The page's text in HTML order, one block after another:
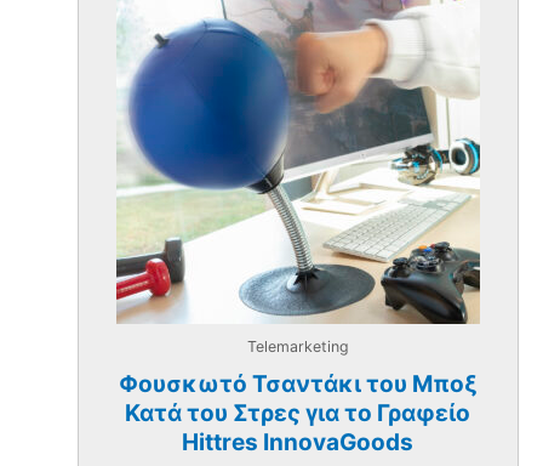
Telemarketing
Φουσκωτό Τσαντάκι του Μποξ
Κατά του Στρες για το Γραφείο
Hittres InnovaGoods